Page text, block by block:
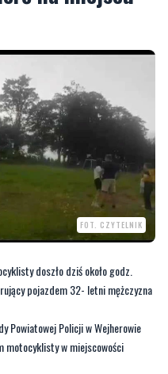
FOT. CZYTELNIK
doszło dziś około godz.
pojazdem 32- letni mężczyzna
Powiatowej Policji w Wejherowie
motocyklisty w miejscowości
jadąc w kierunku Wejherowa,
mimo podjętej próby
na miejscu